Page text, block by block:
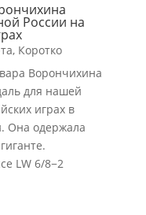
России на
, Коротко
Ворончихина
для нашей
играх в
Она одержала
LW 6/8−2